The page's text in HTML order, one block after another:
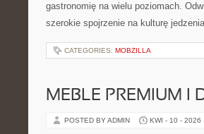
gastronomię na wielu poziomach.
szerokie spojrzenie na kulturę
CATEGORIES: MOBZILLA
MEBLE PREMIUM I
POSTED BY ADMIN KWI - 10 - 2026